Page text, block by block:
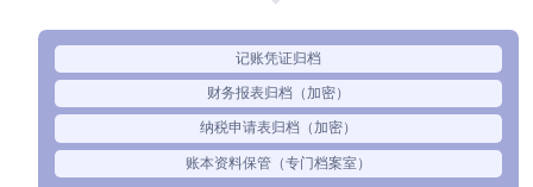
记账凭证归档
财务报表归档（加密）
纳税申请表归档（加密）
账本资料保管（专门档案室）